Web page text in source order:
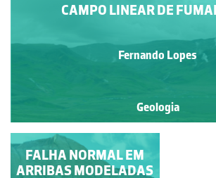
CAMPO LINEAR DE
Fernando Lopes
Geologia
CANHÃO BASÁLTICO
FALHA NORMAL EM
ARRIBAS MODELADAS